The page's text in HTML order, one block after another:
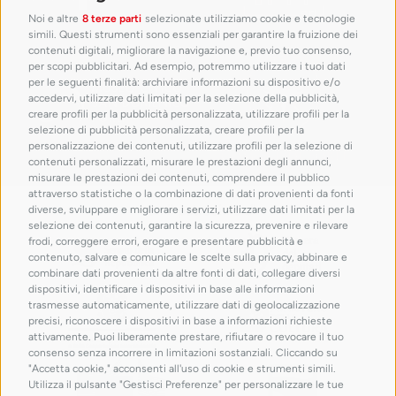
Noi e altre 8 terze parti selezionate utilizziamo cookie e tecnologie
simili. Questi strumenti sono essenziali per garantire la fruizione dei
contenuti digitali, migliorare la navigazione e, previo tuo consenso,
per scopi pubblicitari. Ad esempio, potremmo utilizzare i tuoi dati
per le seguenti finalità: archiviare informazioni su dispositivo e/o
accedervi, utilizzare dati limitati per la selezione della pubblicità,
creare profili per la pubblicità personalizzata, utilizzare profili per la
selezione di pubblicità personalizzata, creare profili per la
personalizzazione dei contenuti, utilizzare profili per la selezione di
contenuti personalizzati, misurare le prestazioni degli annunci,
misurare le prestazioni dei contenuti, comprendere il pubblico
attraverso statistiche o la combinazione di dati provenienti da fonti
diverse, sviluppare e migliorare i servizi, utilizzare dati limitati per la
selezione dei contenuti, garantire la sicurezza, prevenire e rilevare
frodi, correggere errori, erogare e presentare pubblicità e
contenuto, salvare e comunicare le scelte sulla privacy, abbinare e
combinare dati provenienti da altre fonti di dati, collegare diversi
dispositivi, identificare i dispositivi in base alle informazioni
trasmesse automaticamente, utilizzare dati di geolocalizzazione
precisi, riconoscere i dispositivi in base a informazioni richieste
attivamente. Puoi liberamente prestare, rifiutare o revocare il tuo
consenso senza incorrere in limitazioni sostanziali. Cliccando su
"Accetta cookie," acconsenti all'uso di cookie e strumenti simili.
Utilizza il pulsante "Gestisci Preferenze" per personalizzare le tue
con il patrocinio di